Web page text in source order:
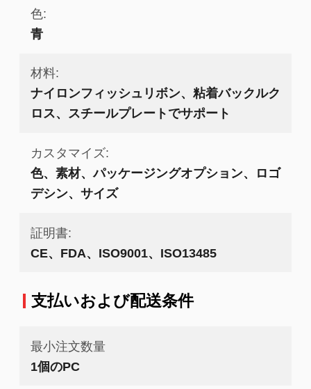
色:
青
材料:
ナイロンフィッシュリボン、粘着バックルク
ロス、スチールプレートでサポート
カスタマイズ:
色、素材、パッケージングオプション、ロゴ
デシン、サイズ
証明書:
CE、FDA、ISO9001、ISO13485
支払いおよび配送条件
最小注文数量
1個のPC